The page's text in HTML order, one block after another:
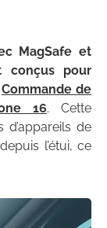
MagSafe et
conçus pour
Commande de
16. Cette
de
l’étui, ce